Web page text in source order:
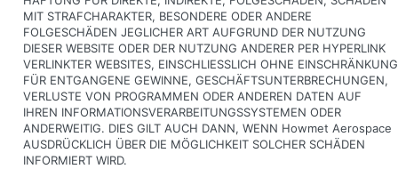
MIT STRAFCHARAKTER, BESONDERE ODER ANDERE
FOLGESCHÄDEN JEGLICHER ART AUFGRUND DER NUTZUNG
DIESER WEBSITE ODER DER NUTZUNG ANDERER PER HYPERLINK
VERLINKTER WEBSITES, EINSCHLIESSLICH OHNE EINSCHRÄNKUNG
FÜR ENTGANGENE GEWINNE, GESCHÄFTSUNTERBRECHUNGEN,
VERLUSTE VON PROGRAMMEN ODER ANDEREN DATEN AUF
IHREN INFORMATIONSVERARBEITUNGSSYSTEMEN ODER
ANDERWEITIG. DIES GILT AUCH DANN, WENN Howmet Aerospace
AUSDRÜCKLICH ÜBER DIE MÖGLICHKEIT SOLCHER SCHÄDEN
INFORMIERT WIRD.